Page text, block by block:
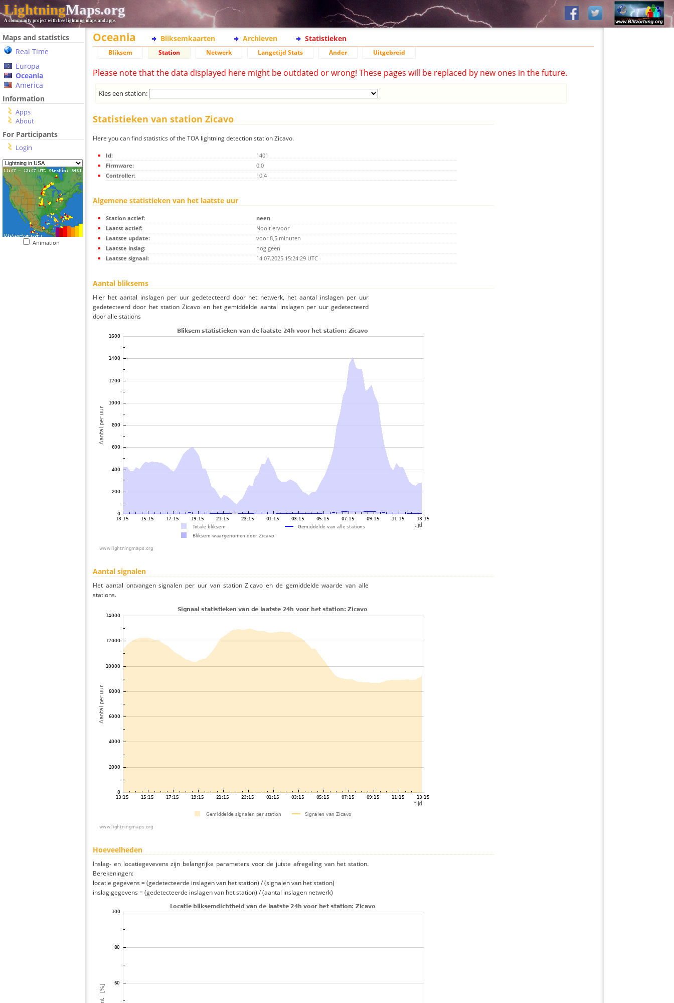
LightningMaps.org
A community project with free lightning maps and apps
Maps and statistics
Real Time
Europa
Oceania
America
Information
Apps
About
For Participants
Login
Animation
Oceania Bliksemkaarten Archieven Statistieken
Bliksem Station Netwerk Langetijd Stats Ander Uitgebreid
Please note that the data displayed here might be outdated or wrong! These pages will be replaced by new ones in the future.
Kies een station:
Statistieken van station Zicavo
Here you can find statistics of the TOA lightning detection station Zicavo.
Id:
1401
Firmware:
0.0
Controller:
10.4
Algemene statistieken van het laatste uur
Station actief:
neen
Laatst actief:
Nooit ervoor
Laatste update:
voor 8,5 minuten
Laatste inslag:
nog geen
Laatste signaal:
14.07.2025 15:24:29 UTC
Aantal bliksems
Hier het aantal inslagen per uur gedetecteerd door het netwerk, het aantal inslagen per uur
gedetecteerd door het station Zicavo en het gemiddelde aantal inslagen per uur gedetecteerd
door alle stations
Aantal signalen
Het aantal ontvangen signalen per uur van station Zicavo en de gemiddelde waarde van alle
stations.
Hoeveelheden
Inslag- en locatiegevevens zijn belangrijke parameters voor de juiste afregeling van het station.
Berekeningen:
locatie gegevens = (gedetecteerde inslagen van het station) / (signalen van het station)
inslag gegevens = (gedetecteerde inslagen van het station) / (aantal inslagen netwerk)